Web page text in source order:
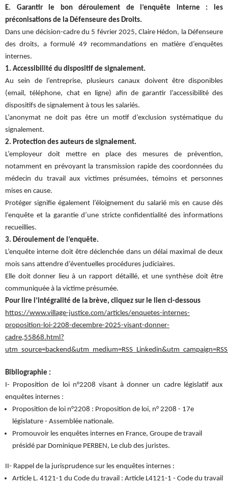
E. Garantir le bon déroulement de l’enquête interne : les
préconisations de la Défenseure des Droits.
Dans une décision-cadre du 5 février 2025, Claire Hédon, la Défenseure
des droits, a formulé 49 recommandations en matière d’enquêtes
internes.
1. Accessibilité du dispositif de signalement.
Au sein de l’entreprise, plusieurs canaux doivent être disponibles
(email, téléphone, chat en ligne) afin de garantir l’accessibilité des
dispositifs de signalement à tous les salariés.
L’anonymat ne doit pas être un motif d’exclusion systématique du
signalement.
2. Protection des auteurs de signalement.
L’employeur doit mettre en place des mesures de prévention,
notamment en prévoyant la transmission rapide des coordonnées du
médecin du travail aux victimes présumées, témoins et personnes
mises en cause.
Protéger signifie également l’éloignement du salarié mis en cause dès
l’enquête et la garantie d’une stricte confidentialité des informations
recueillies.
3. Déroulement de l’enquête.
L’enquête interne doit être déclenchée dans un délai maximal de deux
mois sans attendre d’éventuelles procédures judiciaires.
Elle doit donner lieu à un rapport détaillé, et une synthèse doit être
communiquée à la victime présumée.
Pour lire l’intégralité de la brève, cliquez sur le lien ci-dessous
https://www.village-justice.com/articles/enquetes-internes-
proposition-loi-2208-decembre-2025-visant-donner-
cadre,55868.html?
Bibliographie :
I- Proposition de loi n°2208 visant à donner un cadre législatif aux
enquêtes internes :
Proposition de loi n°2208 : Proposition de loi, n° 2208 - 17e
législature - Assemblée nationale.
Promouvoir les enquêtes internes en France, Groupe de travail
présidé par Dominique PERBEN, Le club des juristes.
II- Rappel de la jurisprudence sur les enquêtes internes :
Article L. 4121-1 du Code du travail : Article L4121-1 - Code du travail